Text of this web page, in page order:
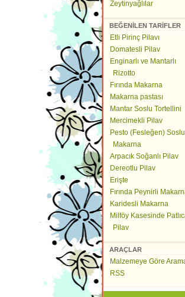
Zeytinyağlılar
BEĞENİLEN TARİFLER
Etli Pirinç Pilavı
Domatesli Pilav
Enginarlı ve Mantarlı
Rizotto
Fırında Makarna
Makarna pastası
Mantar Soslu Tortellini
Mercimekli Pilav
Pesto (Fesleğen) Soslu
Makarna
Arpacık Soğanlı Pilav
Dereotlu Pilav
Erişte
Fırında Peynirli
Karidesli Makarna
Milföy Kasesinde
Pilav
ARAÇLAR
Malzemeye Göre
RSS